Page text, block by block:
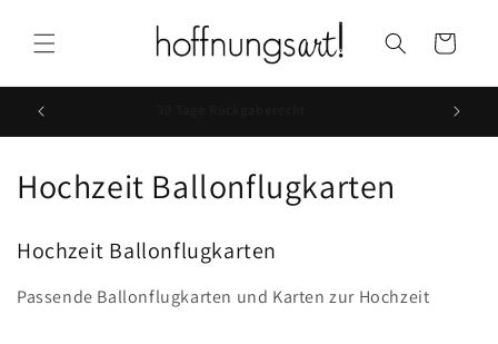
Inhalt
Warenkorb
K
t
e
Hochzeit Ballonflugkarten
Hochzeit Ballonflugkarten
Passende Ballonflugkarten und Karten zur Hochzeit